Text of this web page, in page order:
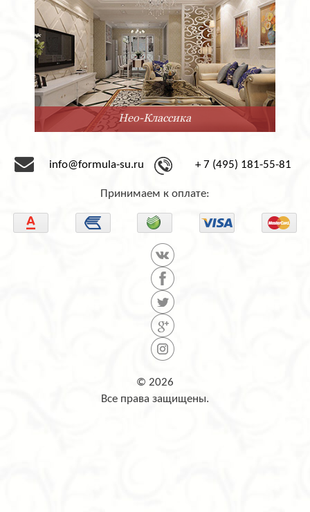
Нео-Классика
info@formula-su.ru + 7 (495) 181-55-81
Принимаем к оплате:
© 2026
Все права защищены.